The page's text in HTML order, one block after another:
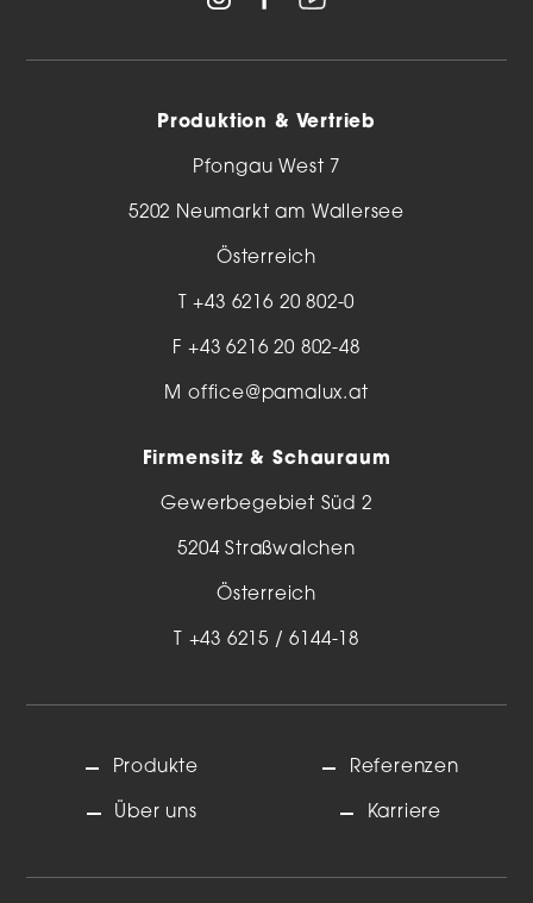
Produktion & Vertrieb
Pfongau West 7
5202 Neumarkt am Wallersee
Österreich
T+43 6216 20 802-0
F +43 6216 20 802-48
M office@pamalux.at
Firmensitz & Schauraum
Gewerbegebiet Süd 2
5204 Straßwalchen
Österreich
T +43 6215 / 6144-18
Produkte
Über uns
Referenzen
Karriere